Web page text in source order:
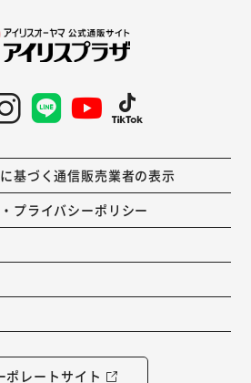
基づく通信販売業者の表示
プライバシーポリシー
ポレートサイト